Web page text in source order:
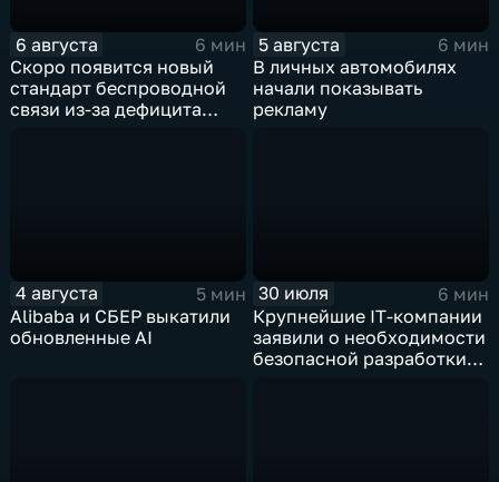
6 августа
6 мин
Скоро появится новый
стандарт беспроводной
связи из-за дефицита
5 августа
6 мин
В личных автомобилях
начали показывать
рекламу
4 августа
5 мин
Alibaba и СБЕР выкатили
обновленные AI
30 июля
6 мин
Крупнейшие IT‑компании
заявили о необходимости
безопасной разработки